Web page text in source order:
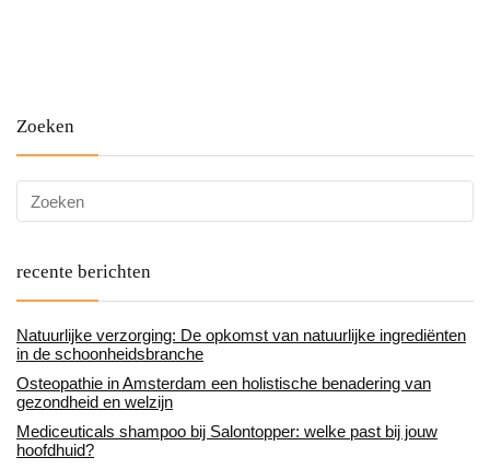
Zoeken
recente berichten
Natuurlijke verzorging: De opkomst van natuurlijke ingrediënten
in de schoonheidsbranche
Osteopathie in Amsterdam een holistische benadering van
gezondheid en welzijn
Mediceuticals shampoo bij Salontopper: welke past bij jouw
hoofdhuid?